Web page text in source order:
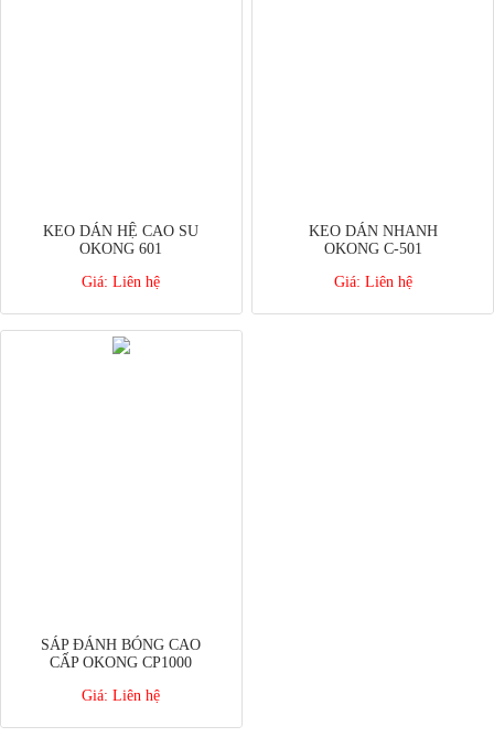
KEO DÁN HỆ CAO SU
OKONG 601
Giá: Liên hệ
KEO DÁN NHANH
OKONG C-501
Giá: Liên hệ
SÁP ĐÁNH BÓNG CAO
CẤP OKONG CP1000
Giá: Liên hệ